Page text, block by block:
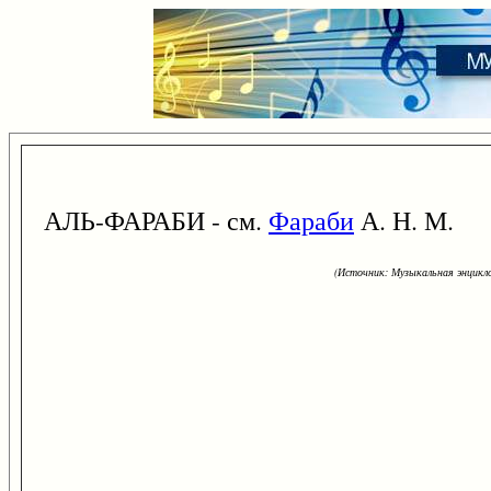
АЛЬ-ФАРАБИ - см. ФарабиА. Н. М.
(Источник: Музыкальная